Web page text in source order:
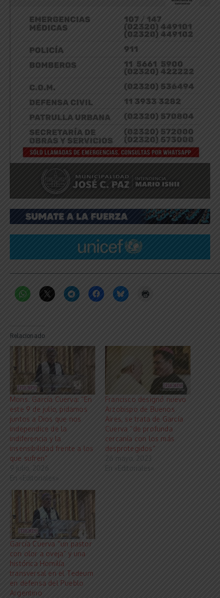
Relacionado
Mons. García Cuerva: “En
este 9 de julio, pidamos
juntos a Dios que nos
independice de la
indiferencia y la
insensibilidad frente a los
que sufren”
9 julio, 2026
En «Editoriales»
Francisco designó nuevo
Arzobispo de Buenos
Aires, se trata de García
Cuerva “de profunda
cercanía con los más
desprotegidos”
26 mayo, 2023
En «Editoriales»
García Cuerva “un pastor
con olor a oveja” y una
histórica Homilía
transversal en el Tedeum
en defensa del Pueblo
Argentino